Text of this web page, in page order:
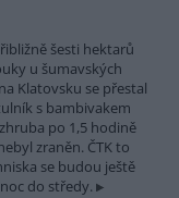
šesti hektarů
u šumavských
Klatovsku se přestal
s bambivakem
po 1,5 hodině
zraněn. ČTK to
se budou ještě
do středy.